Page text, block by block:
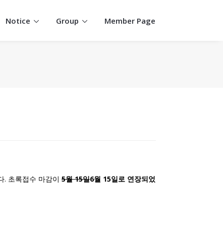
Notice Group Member Page
초록접수 마감이 5월 15일6월 15일로 연장되었